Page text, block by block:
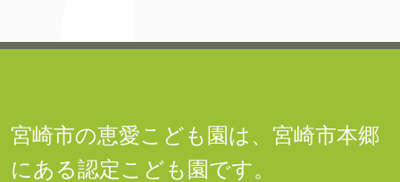
宮崎市の恵愛こども園は、宮崎市本郷
にある認定こども園です。